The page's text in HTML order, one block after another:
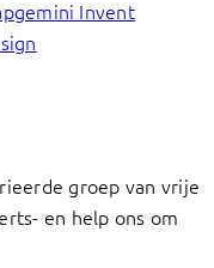
groep van vrije
en help ons om